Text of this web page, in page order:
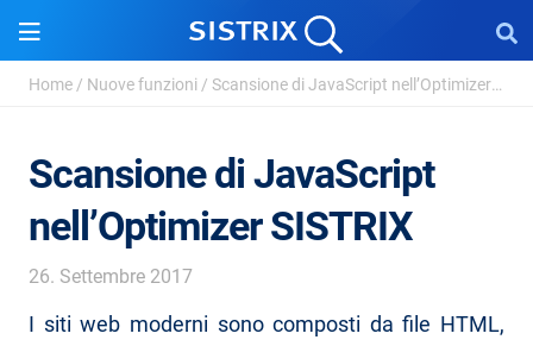
Home / Nuove funzioni / Scansione di JavaScript nell’Optimizer SISTR...
Scansione di JavaScript
nell’Optimizer SISTRIX
26. Settembre 2017
I siti web moderni sono composti da file HTML,